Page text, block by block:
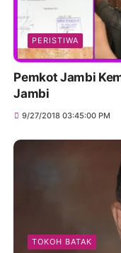
PERISTIWA
Pemkot Jambi
Jambi
9/27/2018 03:45:00 PM
TOKOH BATAK